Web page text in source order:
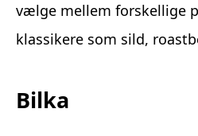
vælge mellem forskellige
klassikere som sild,
Bilka